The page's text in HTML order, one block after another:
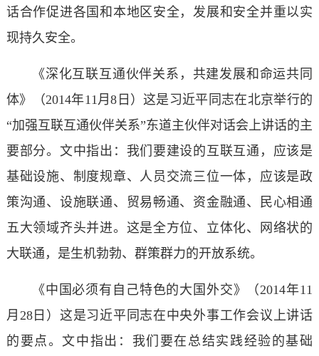
话合作促进各国和本地区安全，发展和安全并重以实
现持久安全。
《深化互联互通伙伴关系，共建发展和命运共同
体》（2014年11月8日）这是习近平同志在北京举行的
“加强互联互通伙伴关系”东道主伙伴对话会上讲话的主
要部分。文中指出：我们要建设的互联互通，应该是
基础设施、制度规章、人员交流三位一体，应该是政
策沟通、设施联通、贸易畅通、资金融通、民心相通
五大领域齐头并进。这是全方位、立体化、网络状的
大联通，是生机勃勃、群策群力的开放系统。
《中国必须有自己特色的大国外交》（2014年11
月28日）这是习近平同志在中央外事工作会议上讲话
的要点。文中指出：我们要在总结实践经验的基础